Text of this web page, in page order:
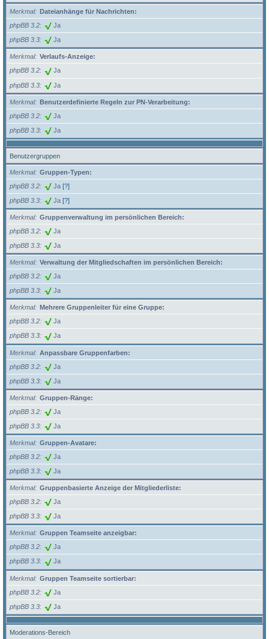
Merkmal
Dateianhänge für Nachrichten:
phpBB 3.2
Ja
phpBB 3.3 Ja
Merkmal
Verlaufs-Anzeige:
phpBB 3.2
Ja
phpBB 3.3 Ja
Merkmal
Benutzerdefinierte Regeln zur PN-Verarbeitung:
phpBB 3.2
Ja
phpBB 3.3 Ja
Benutzergruppen
Merkmal
Gruppen-Typen:
phpBB 3.2
Ja [?]
phpBB 3.3 Ja [?]
Merkmal
Gruppenverwaltung im persönlichen Bereich:
phpBB 3.2
Ja
phpBB 3.3 Ja
Merkmal
Verwaltung der Mitgliedschaften im persönlichen Bereich:
phpBB 3.2
Ja
phpBB 3.3 Ja
Merkmal
Mehrere Gruppenleiter für eine Gruppe:
phpBB 3.2
Ja
phpBB 3.3 Ja
Merkmal
Anpassbare Gruppenfarben:
phpBB 3.2
Ja
phpBB 3.3 Ja
Merkmal
Gruppen-Ränge:
phpBB 3.2
Ja
phpBB 3.3 Ja
Merkmal
Gruppen-Avatare:
phpBB 3.2
Ja
phpBB 3.3 Ja
Merkmal
Gruppenbasierte Anzeige der Mitgliederliste:
phpBB 3.2
Ja
phpBB 3.3 Ja
Merkmal
Gruppen Teamseite anzeigbar:
phpBB 3.2
Ja
phpBB 3.3 Ja
Merkmal
Gruppen Teamseite sortierbar:
phpBB 3.2
Ja
phpBB 3.3 Ja
Moderations-Bereich